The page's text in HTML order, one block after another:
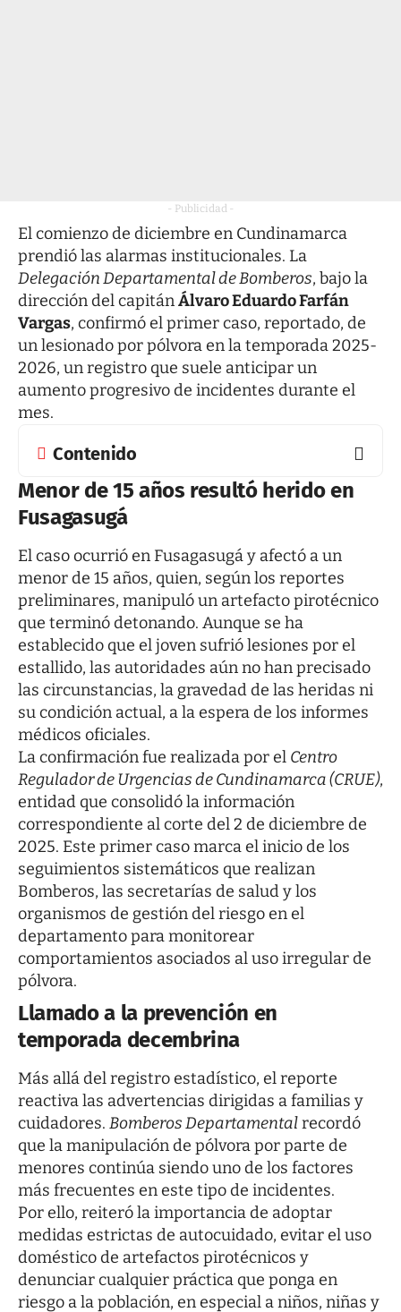
- Publicidad -
El comienzo de diciembre en Cundinamarca
prendió las alarmas institucionales. La
Delegación Departamental de Bomberos, bajo la
dirección del capitánÁlvaro Eduardo Farfán
Vargas, confirmó el primer caso, reportado, de
un lesionado por pólvora en la temporada 2025-
2026, un registro que suele anticipar un
aumento progresivo de incidentes durante el
mes.
Contenido
Menor de 15 años resultó herido en
Fusagasugá
El caso ocurrió en Fusagasugá y afectó a un
menor de 15 años, quien, según los reportes
preliminares, manipuló un artefacto pirotécnico
que terminó detonando. Aunque se ha
establecido que el joven sufrió lesiones por el
estallido, las autoridades aún no han precisado
las circunstancias, la gravedad de las heridas ni
su condición actual, a la espera de los informes
médicos oficiales.
La confirmación fue realizada por el Centro
Regulador de Urgencias de Cundinamarca (CRUE),
entidad que consolidó la información
correspondiente al corte del 2 de diciembre de
2025. Este primer caso marca el inicio de los
seguimientos sistemáticos que realizan
Bomberos, las secretarías de salud y los
organismos de gestión del riesgo en el
departamento para monitorear
comportamientos asociados al uso irregular de
pólvora.
Llamado a la prevención en
temporada decembrina
Más allá del registro estadístico, el reporte
reactiva las advertencias dirigidas a familias y
cuidadores. Bomberos Departamentalrecordó
que la manipulación de pólvora por parte de
menores continúa siendo uno de los factores
más frecuentes en este tipo de incidentes.
Por ello, reiteró la importancia de adoptar
medidas estrictas de autocuidado, evitar el uso
doméstico de artefactos pirotécnicos y
denunciar cualquier práctica que ponga en
riesgo a la población, en especial a niños, niñas y